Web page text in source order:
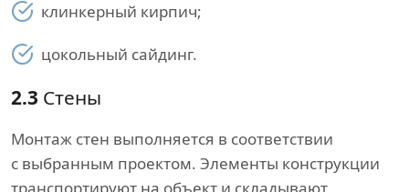
клинкерный кирпич;
цокольный сайдинг.
2.3 Стены
Монтаж стен выполняется в соответствии
с выбранным проектом. Элементы конструкции